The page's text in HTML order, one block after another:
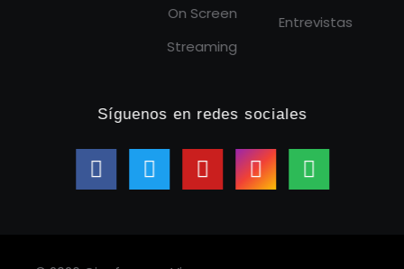
On Screen
Streaming
Entrevistas
Síguenos en redes sociales